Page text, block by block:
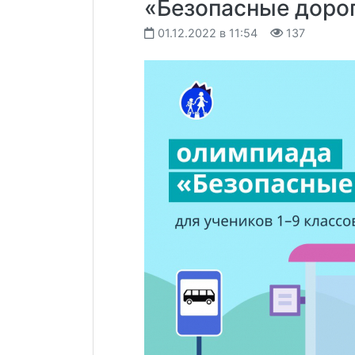
«Безопасные
01.12.2022 в 11:54 137